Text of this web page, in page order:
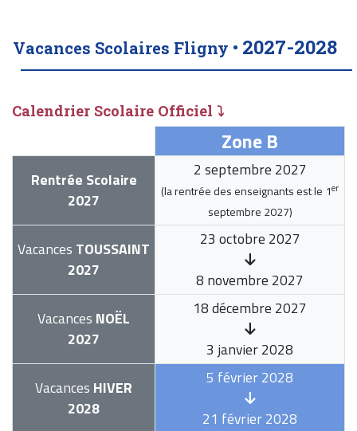
Vacances Scolaires Fligny • 2027-2028
Calendrier Scolaire Officiel ⤵
Zone B
Rentrée Scolaire
2027
2 septembre 2027
(la rentrée des enseignants est le 1er
septembre 2027)
Vacances TOUSSAINT
2027
23 octobre 2027
8 novembre 2027
Vacances NOËL
2027
18 décembre 2027
3 janvier 2028
Vacances HIVER
2028
5 février 2028
21 février 2028